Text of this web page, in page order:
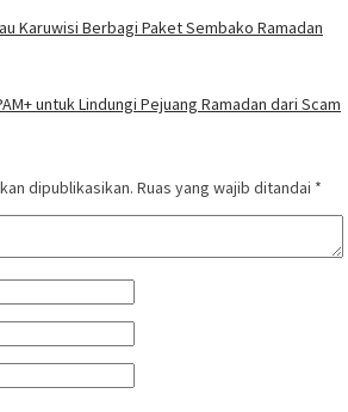
Karuwisi Berbagi Paket Sembako Ramadan
untuk Lindungi Pejuang Ramadan dari Scam
dipublikasikan. Ruas yang wajib ditandai *